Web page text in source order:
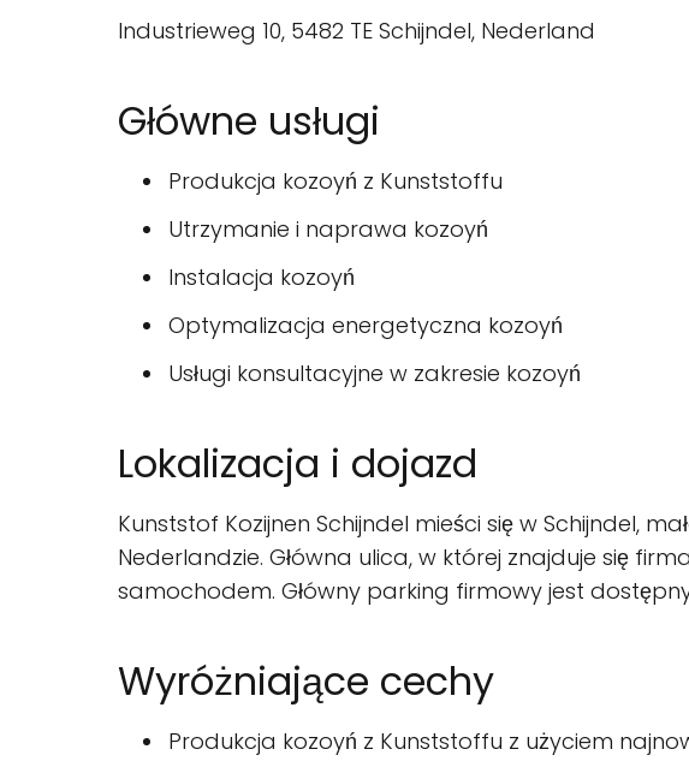
Industrieweg 10, 5482 TE Schijndel, Nederland
Główne usługi
Produkcja kozoyń z Kunststoffu
Utrzymanie i naprawa kozoyń
Instalacja kozoyń
Optymalizacja energetyczna kozoyń
Usługi konsultacyjne w zakresie kozoyń
Lokalizacja i dojazd
Kunststof Kozijnen Schijndel mieści się w Schijndel,
Nederlandzie. Główna ulica, w której znajduje się
samochodem. Główny parking firmowy jest
Wyróżniające cechy
Produkcja kozoyń z Kunststoffu z użyciem